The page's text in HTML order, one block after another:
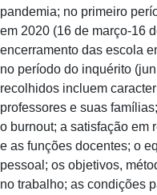
pandemia; no primeiro
em 2020 (16 de março-16
encerramento das escola
no período do inquérito
recolhidos incluem
professores e suas
o burnout; a satisfação em
e as funções docentes; o
pessoal; os objetivos,
no trabalho; as condições